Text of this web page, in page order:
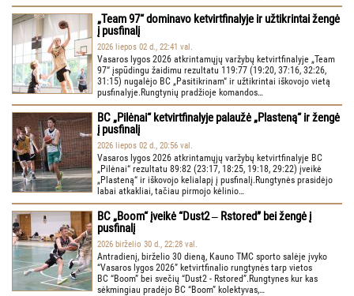
„Team 97“ dominavo ketvirtfinalyje ir užtikrintai žengė
į pusfinalį
2026 liepos 02 d., 22:41 val.
Vasaros lygos 2026 atkrintamųjų varžybų ketvirtfinalyje „Team
97“ įspūdingu žaidimu rezultatu 119:77 (19:20, 37:16, 32:26,
31:15) nugalėjo BC „Pasitikrinam“ ir užtikrintai iškovojo vietą
pusfinalyje.Rungtynių pradžioje komandos…
BC „Pilėnai“ ketvirtfinalyje palaužė „Plasteną“ ir žengė
į pusfinalį
2026 liepos 02 d., 20:56 val.
Vasaros lygos 2026 atkrintamųjų varžybų ketvirtfinalyje BC
„Pilėnai“ rezultatu 89:82 (23:17, 18:25, 19:18, 29:22) įveikė
„Plasteną“ ir iškovojo kelialapį į pusfinalį.Rungtynės prasidėjo
labai atkakliai, tačiau pirmojo kėlinio…
BC „Boom“ įveikė “Dust2 ‒ Rstored” bei žengė į
pusfinalį
2026 birželio 30 d., 22:28 val.
Antradienį, birželio 30 dieną, Kauno TMC sporto salėje įvyko
“Vasaros lygos 2026” ketvirtfinalio rungtynės tarp vietos
BC “Boom” bei svečių “Dust2 - Rstored”.Rungtynes kur kas
sėkmingiau pradėjo BC “Boom” kolektyvas,…